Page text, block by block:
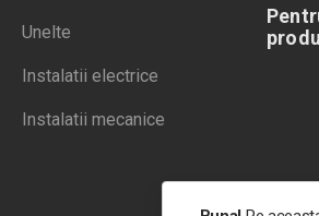
Unelte
Instalatii electrice
Instalatii mecanice